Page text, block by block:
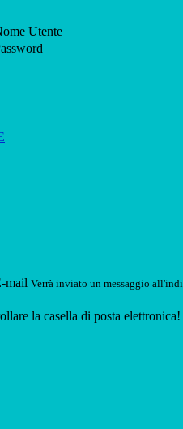
Utente
mail Verrà inviato un messaggio
la casella di posta elettronica!